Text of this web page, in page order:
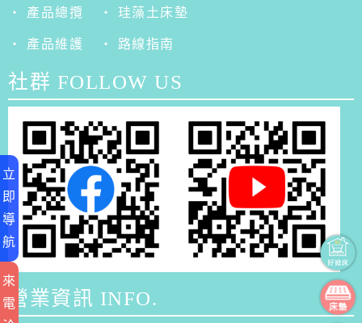
‧ 產品總攬 ‧ 珪藻土床墊
‧ 產品維護 ‧ 路線指南
社群 FOLLOW US
營業資訊 INFO.
立
即
導
航
來
電